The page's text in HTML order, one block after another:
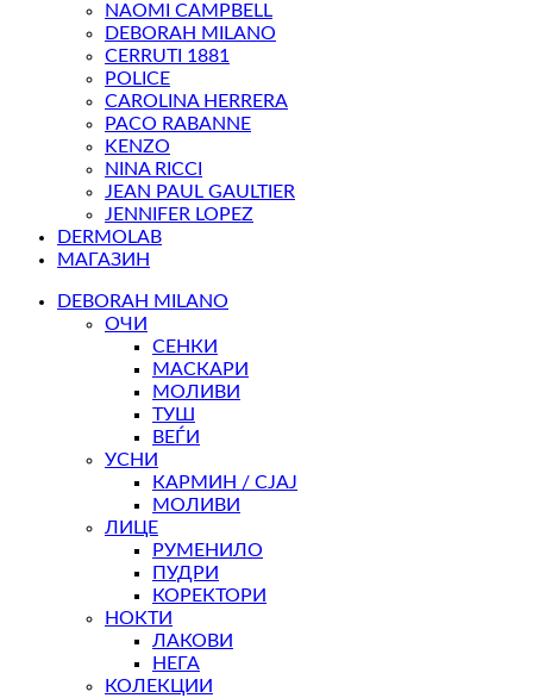
NAOMI CAMPBELL
DEBORAH MILANO
CERRUTI 1881
POLICE
CAROLINA HERRERA
PACO RABANNE
KENZO
NINA RICCI
JEAN PAUL GAULTIER
JENNIFER LOPEZ
DERMOLAB
МАГАЗИН
DEBORAH MILANO
ОЧИ
СЕНКИ
МАСКАРИ
МОЛИВИ
ТУШ
ВЕЃИ
УСНИ
КАРМИН / СЈАЈ
МОЛИВИ
ЛИЦЕ
РУМЕНИЛО
ПУДРИ
КОРЕКТОРИ
НОКТИ
ЛАКОВИ
НЕГА
КОЛЕКЦИИ